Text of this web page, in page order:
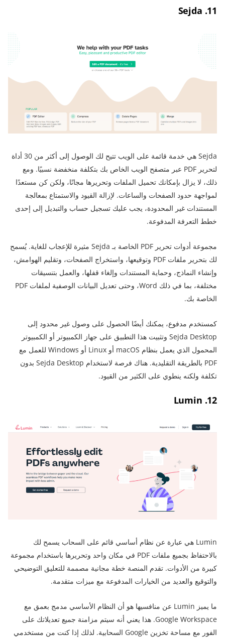
11. Sejda
Sejda هي خدمة قائمة على الويب تتيح لك الوصول إلى أكثر من 30 أداة
لتحرير PDF عبر متصفح الويب الخاص بك بتكلفة منخفضة نسبيًا. ومع
ذلك، لا يزال بإمكانك تحميل الملفات وتحريرها مجانًا، ولكن كن مستعدًا
لمواجهة حدود الصفحات والساعات. لإزالة القيود والاستمتاع بمعالجة
المستندات غير المحدودة، يجب عليك تسجيل حساب والتبديل إلى إحدى
خطط التعرفة المدفوعة.
مجموعة أدوات تحرير PDF الخاصة بـ Sejda مثيرة للإعجاب للغاية. يُسمح
لك بتحرير ملفات PDF وتوقيعها، واستخراج الصفحات، وتقليم الهوامش،
وإنشاء النماذج، وحماية المستندات وإلغاء قفلها، والعمل بتنسيقات
مختلفة، بما في ذلك Word، وحتى تعديل البيانات الوصفية لملفات PDF
الخاصة بك.
كمستخدم مدفوع، يمكنك أيضًا الحصول على وصول غير محدود إلى
Sejda Desktop وتثبيت هذا التطبيق على جهاز الكمبيوتر أو الكمبيوتر
المحمول الذي يعمل بنظام macOS أو Linux أو Windows للعمل مع
PDF بالطريقة التقليدية. هناك فرصة لاستخدام Sejda Desktop بدون
تكلفة ولكنه ينطوي على الكثير من القيود.
12. Lumin
Lumin هي عبارة عن نظام أساسي قائم على السحاب يسمح لك
بالاحتفاظ بجميع ملفات PDF في مكان واحد وتحريرها باستخدام مجموعة
كبيرة من الأدوات. تقدم المنصة خطة مجانية مصممة للتعليق التوضيحي
والتوقيع والعديد من الخيارات المدفوعة مع ميزات متقدمة.
ما يميز Lumin عن منافسيها هو أن النظام الأساسي مدمج بعمق مع
Google Workspace. هذا يعني أنه سيتم مزامنة جميع تعديلاتك على
الفور مع مساحة تخزين Google السحابية. لذلك إذا كنت من مستخدمي